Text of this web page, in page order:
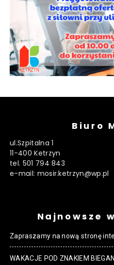
Biuro
ul.Szpitalna 1
11-400 Ketrzyn
tel. 501 794 843
e-mail: mosir.ketrzyn@wp.pl
Najnowsze
Zapraszamy na nową stronę
WAKACJE POD ZNAKIEM